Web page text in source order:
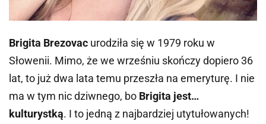
Brigita Brezovac urodziła się w 1979 roku w
Słowenii. Mimo, że we wrześniu skończy dopiero 36
lat, to już dwa lata temu przeszła na emeryturę. I nie
ma w tym nic dziwnego, bo Brigita jest…
kulturystką. I to jedną z najbardziej utytułowanych!